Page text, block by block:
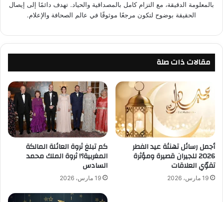
بالمعلومة الدقيقة، مع التزام كامل بالمصداقية والحياد. تهدف دائمًا إلى إيصال
الحقيقة بوضوح لتكون مرجعًا موثوقًا في عالم الصحافة والإعلام.
مقالات ذات صلة
أجمل رسائل تهنئة عيد الفطر
2026 للجيران قصيرة ومؤثرة
تقوّي العلاقات
19 مارس، 2026
كم تبلغ ثروة العائلة المالكة
المغربية؟! ثروة الملك محمد
السادس
19 مارس، 2026